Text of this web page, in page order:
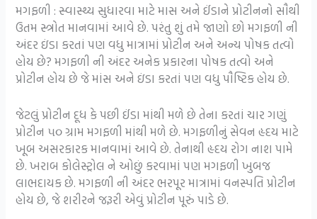
મગફળી : સ્વાસ્થ્ય સુધારવા માટે માસ અને ઈંડાને પ્રોટીનનો સૌથી
ઉતમ સ્ત્રોત માનવામાં આવે છે. પરંતુ શું તમે જાણો છો મગફળી ની
અંદર ઇંડા કરતાં પણ વધુ માત્રામાં પ્રોટીન અને અન્ય પોષક તત્વો
હોય છે? મગફળી ની અંદર અનેક પ્રકારના પોષક તત્વો અને
પ્રોટીન હોય છે જે માંસ અને ઇંડા કરતાં પણ વધુ પૌષ્ટિક હોય છે.
જેટલું પ્રોટીન દૂધ કે પછી ઈંડા માંથી મળે છે તેના કરતાં ચાર ગણું
પ્રોટીન ૫૦ ગ્રામ મગફળી માંથી મળે છે. મગફળીનું સેવન હૃદય માટે
ખૂબ અસરકારક માનવામાં આવે છે. તેનાથી હૃદય રોગ નાશ પામે
છે. ખરાબ કોલેસ્ટ્રોલ ને ઓછું કરવામાં પણ મગફળી ખુબજ
લાભદાયક છે. મગફળી ની અંદર ભરપૂર માત્રામાં વનસ્પતિ પ્રોટીન
હોય છે, જે શરીરને જરૂરી એવું પ્રોટીન પૂરું પાડે છે.